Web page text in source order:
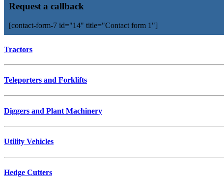
Request a callback
[contact-form-7 id="14" title="Contact form 1"]
Tractors
Teleporters and Forklifts
Diggers and Plant Machinery
Utility Vehicles
Hedge Cutters